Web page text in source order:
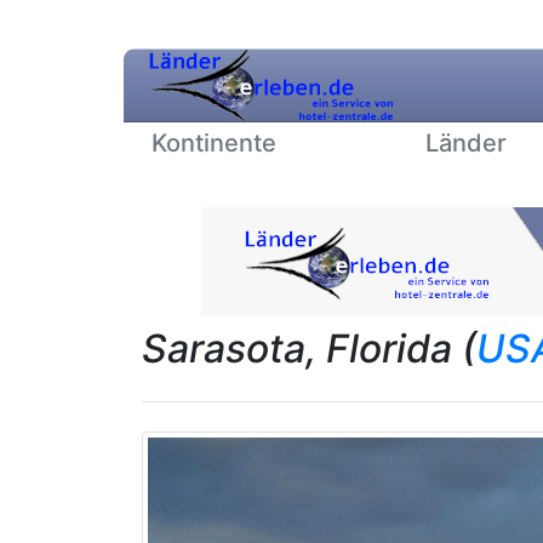
Kontinente Länder
Sarasota, Florida (